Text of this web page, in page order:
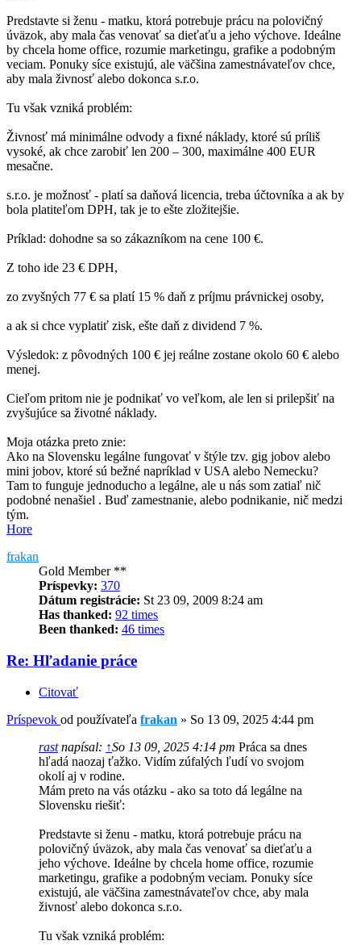
Predstavte si ženu - matku, ktorá potrebuje prácu na polovičný
úväzok, aby mala čas venovať sa dieťaťu a jeho výchove. Ideálne
by chcela home office, rozumie marketingu, grafike a podobným
veciam. Ponuky síce existujú, ale väčšina zamestnávateľov chce,
aby mala živnosť alebo dokonca s.r.o.
Tu však vzniká problém:
Živnosť má minimálne odvody a fixné náklady, ktoré sú príliš
vysoké, ak chce zarobiť len 200 – 300, maximálne 400 EUR
mesačne.
s.r.o. je možnosť - platí sa daňová licencia, treba účtovníka a ak by
bola platiteľom DPH, tak je to ešte zložitejšie.
Príklad: dohodne sa so zákazníkom na cene 100 €.
Z toho ide 23 € DPH,
zo zvyšných 77 € sa platí 15 % daň z príjmu právnickej osoby,
a ak si chce vyplatiť zisk, ešte daň z dividend 7 %.
Výsledok: z pôvodných 100 € jej reálne zostane okolo 60 € alebo
menej.
Cieľom pritom nie je podnikať vo veľkom, ale len si prilepšiť na
zvyšujúce sa životné náklady.
Moja otázka preto znie:
Ako na Slovensku legálne fungovať v štýle tzv. gig jobov alebo
mini jobov, ktoré sú bežné napríklad v USA alebo Nemecku?
Tam to funguje jednoducho a legálne, ale u nás som zatiaľ nič
podobné nenašiel . Buď zamestnanie, alebo podnikanie, nič medzi
tým.
Hore
frakan
Gold Member **
Príspevky: 370
Dátum registrácie: St 23 09, 2009 8:24 am
Has thanked: 92 times
Been thanked: 46 times
Re: Hľadanie práce
Citovať
Príspevok od používateľa frakan » So 13 09, 2025 4:44 pm
rastnapísal: ↑So 13 09, 2025 4:14 pm Práca sa dnes
hľadá naozaj ťažko. Vidím zúfalých ľudí vo svojom
okolí aj v rodine.
Mám preto na vás otázku - ako sa toto dá legálne na
Slovensku riešiť:
Predstavte si ženu - matku, ktorá potrebuje prácu na
polovičný úväzok, aby mala čas venovať sa dieťaťu a
jeho výchove. Ideálne by chcela home office, rozumie
marketingu, grafike a podobným veciam. Ponuky síce
existujú, ale väčšina zamestnávateľov chce, aby mala
živnosť alebo dokonca s.r.o.
Tu však vzniká problém: